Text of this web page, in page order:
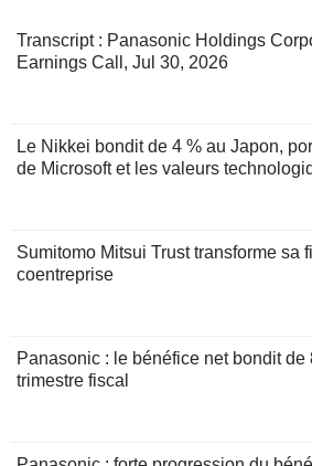
Transcript : Panasonic Holdings
Earnings Call, Jul 30, 2026
Le Nikkei bondit de 4 % au Japon,
de Microsoft et les valeurs
Sumitomo Mitsui Trust transforme sa
coentreprise
Panasonic : le bénéfice net bondit de
trimestre fiscal